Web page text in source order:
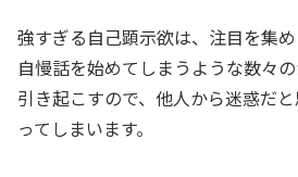
強すぎる自己顕示欲は、注目を集
自慢話を始めてしまうような数々
引き起こすので、他人から迷惑だ
ってしまいます。